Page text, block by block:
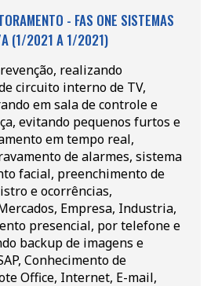
- FAS ONE SISTEMAS
A (1/2021 A 1/2021)
realizando
circuito interno de TV,
em sala de controle e
evitando pequenos furtos e
em tempo real,
de alarmes, sistema
facial, preenchimento de
e ocorrências,
Empresa, Industria,
presencial, por telefone e
backup de imagens e
Conhecimento de
Office, Internet, E-mail,